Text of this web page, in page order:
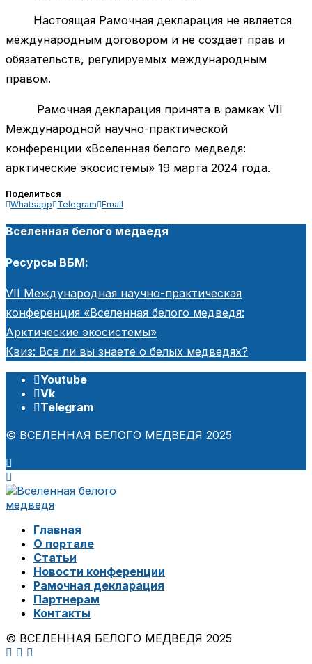
Настоящая Рамочная декларация не является
международным договором и не создает прав и
обязательств, регулируемых международным
правом.
Рамочная декларация принята в рамках VII
Международной научно-практической
конференции «Вселенная белого медведя:
арктические экосистемы» 19 марта 2024 года.
Поделиться
Whatsapp Telegram Email
Вселенная белого медведя
Ресурсы ВБМ:
VII Международная научно-практическая
конференция «Вселенная белого медведя:
Арктические экосистемы»
Квиз: Все ли вы знаете о белых медведях?
Youtube
Vk
Telegram
© ВСЕЛЕННАЯ БЕЛОГО МЕДВЕДЯ 2025
Главная
О портале
Статьи
Новости конференции
Рамочная декларация
Партнерам
Контакты
© ВСЕЛЕННАЯ БЕЛОГО МЕДВЕДЯ 2025